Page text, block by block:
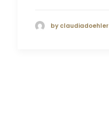
by claudiadoehler